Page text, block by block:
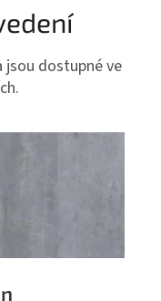
jsou dostupné ve